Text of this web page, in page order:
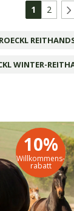
1 2
ROECKL
WINTER-
10%
Willkommens-
rabatt